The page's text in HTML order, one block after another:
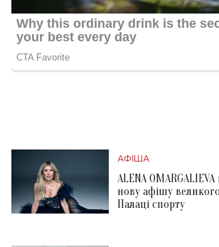
АФІША
ALENA
нову афішу
Палаці спорту